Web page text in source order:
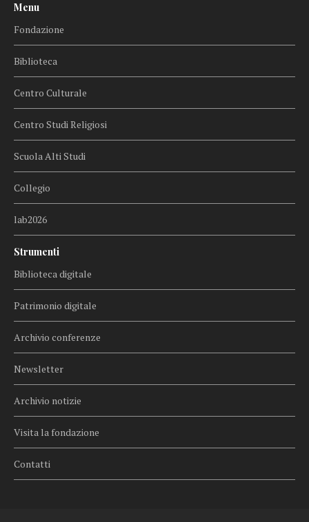
Menu
Fondazione
Biblioteca
Centro Culturale
Centro Studi Religiosi
Scuola Alti Studi
Collegio
lab2026
Strumenti
Biblioteca digitale
Patrimonio digitale
Archivio conferenze
Newsletter
Archivio notizie
Visita la fondazione
Contatti